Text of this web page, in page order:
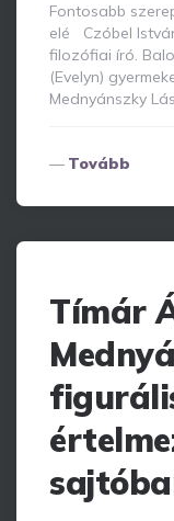
Fontosabb
elé Czóbel
filozófiai író.
(Evelyn)
Mednyánszky
Tovább
Tímár